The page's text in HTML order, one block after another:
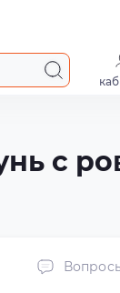
с